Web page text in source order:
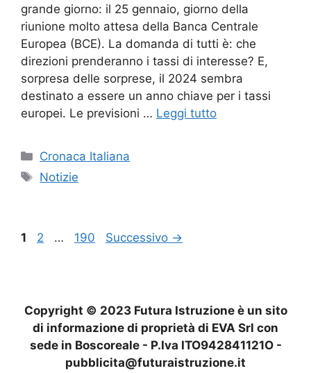
grande giorno: il 25 gennaio, giorno della
riunione molto attesa della Banca Centrale
Europea (BCE). La domanda di tutti è: che
direzioni prenderanno i tassi di interesse? E,
sorpresa delle sorprese, il 2024 sembra
destinato a essere un anno chiave per i tassi
europei. Le previsioni … Leggi tutto
Categorie
Cronaca Italiana
Tag
Notizie
Pagina
1 Pagina
2 … Pagina
190 Successivo →
Copyright © 2023 Futura Istruzione è un sito
di informazione di proprietà di EVA Srl con
sede in Boscoreale - P.Iva ITO942841121O -
pubblicita@futuraistruzione.it